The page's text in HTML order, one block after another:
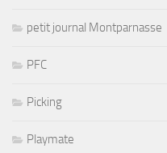
petit journal Montparnasse
PFC
Picking
Playmate